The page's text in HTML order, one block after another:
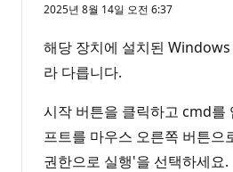
포
트
2025년 8월 14일 오전 6:37
해당 장치에 설치된
라 다릅니다.
시작 버튼을 클릭하고 cmd를
프트를 마우스 오른쪽 버튼으
권한으로 실행'을 선택하세요.